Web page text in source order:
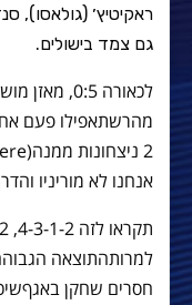
ראקיטיץ׳ (גולאסו),
גם צמד בישולים.
לכאורה מאזן
מהרשתאפילו פעם
2 ניצחונות ממנה(See what I did there?),
אנחנו לא מוריניו
תקראו לזה
למרותהתוצאה
חסרים שחקןבאגף